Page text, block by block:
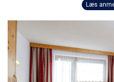
Læs